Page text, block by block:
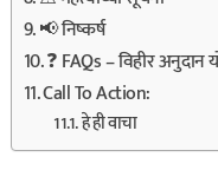
📢 निष्कर्ष
❓ FAQs – विहीर
Call To Action:
हे ही वाचा